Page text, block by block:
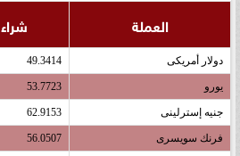
العملة شراء
دولار أمريكى 49.3414
يورو 53.7723
جنيه إسترلينى 62.9153
فرنك سويسرى 56.0507